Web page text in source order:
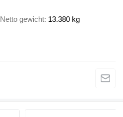
Netto gewicht 13.380 kg